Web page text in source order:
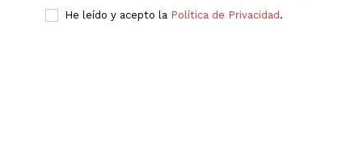
He leído y acepto la Política de Privacidad .